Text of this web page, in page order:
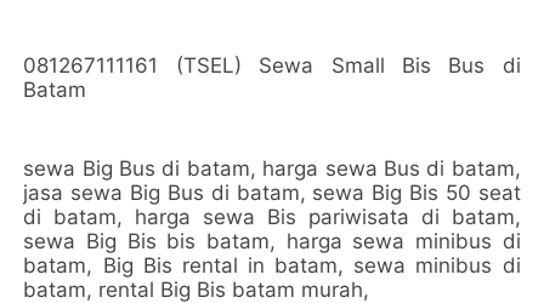
081267111161 (TSEL) Sewa Small Bis Bus di
Batam
sewa Big Bus di batam, harga sewa Bus di batam,
jasa sewa Big Bus di batam, sewa Big Bis 50 seat
di batam, harga sewa Bis pariwisata di batam,
sewa Big Bis bis batam, harga sewa minibus di
batam, Big Bis rental in batam, sewa minibus di
batam, rental Big Bis batam murah,